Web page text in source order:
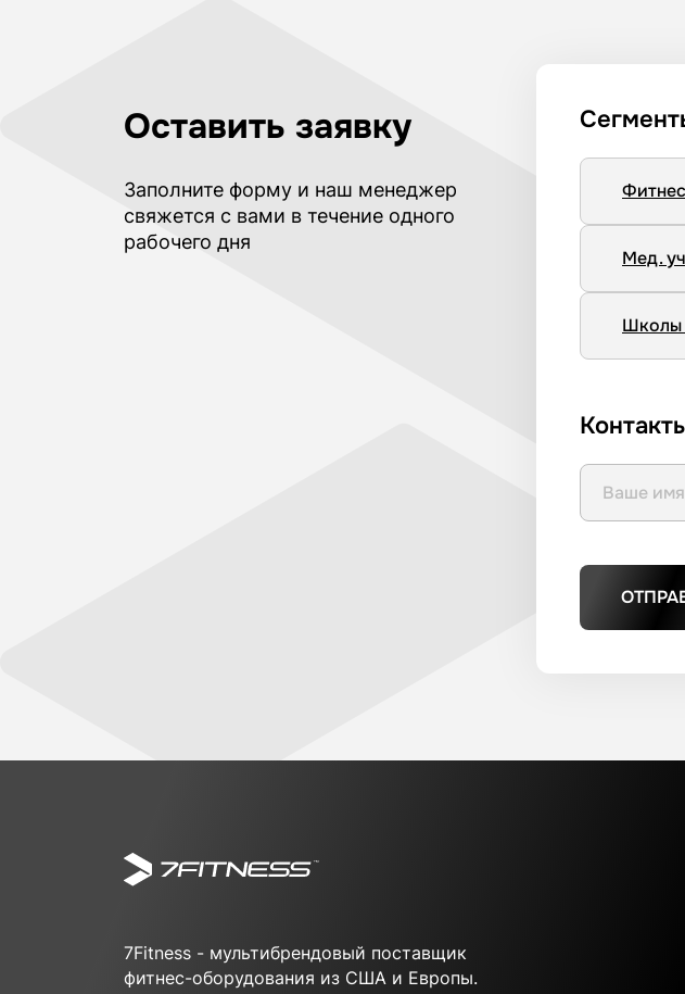
Оставить заявку
Заполните форму и наш менеджер
свяжется с вами в течение одного
рабочего дня
Мед.
Школы
7Fitness - мультибрендовый поставщик
фитнес-оборудования из США и Европы.